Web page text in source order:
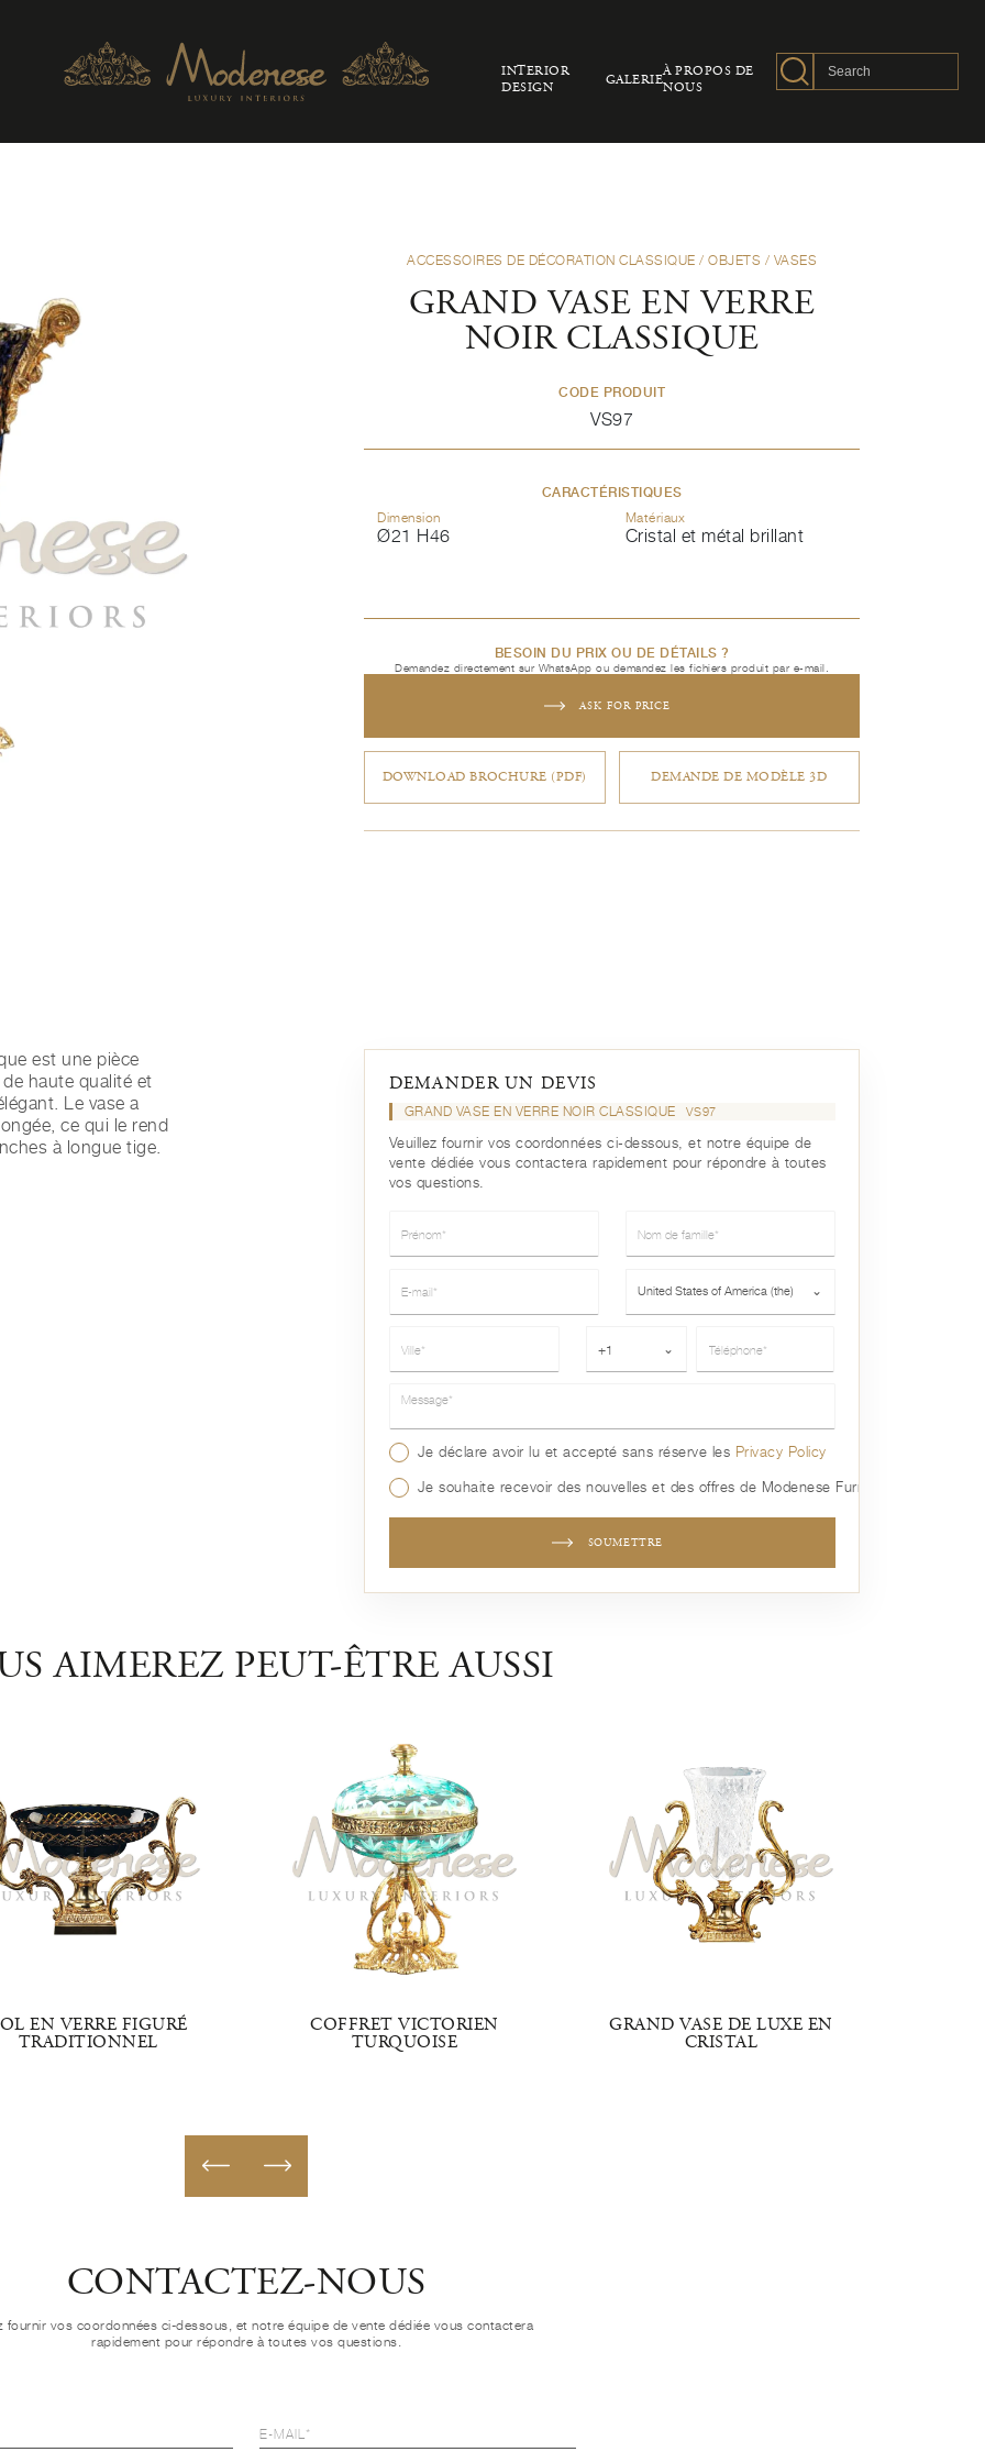
INTERIOR
DESIGN
GALERIE
À PROPOS DE
NOUS
ACCESSOIRES DE DÉCORATION CLASSIQUE / OBJETS / VASES
GRAND VASE EN VERRE
NOIR CLASSIQUE
CODE PRODUIT
VS97
CARACTÉRISTIQUES
Dimension
Ø21 H46
Matériaux
Cristal et métal brillant
BESOIN DU PRIX OU DE DÉTAILS ?
Demandez directement sur WhatsApp ou demandez les fichiers produit par e-mail.
ASK FOR PRICE
DOWNLOAD BROCHURE (PDF) DEMANDE DE MODÈLE 3D
est une pièce
haute qualité et
Le vase a
ce qui le rend
à longue tige.
DEMANDER UN DEVIS
GRAND VASE EN VERRE NOIR CLASSIQUE VS97
Veuillez fournir vos coordonnées ci-dessous, et notre équipe de
vente dédiée vous contactera rapidement pour répondre à toutes
vos questions.
United States of America (the) ⌄
+1 ⌄
Message*
Je déclare avoir lu et accepté sans réserve les Privacy Policy
Je souhaite recevoir des nouvelles et des offres de Modenese Furniture
SOUMETTRE
AIMEREZ PEUT-ÊTRE AUSSI
EN VERRE FIGURÉ
TRADITIONNEL
COFFRET VICTORIEN
TURQUOISE
GRAND VASE DE LUXE EN
CRISTAL
CONTACTEZ-NOUS
fournir vos coordonnées ci-dessous, et notre équipe de vente dédiée vous contactera
rapidement pour répondre à toutes vos questions.